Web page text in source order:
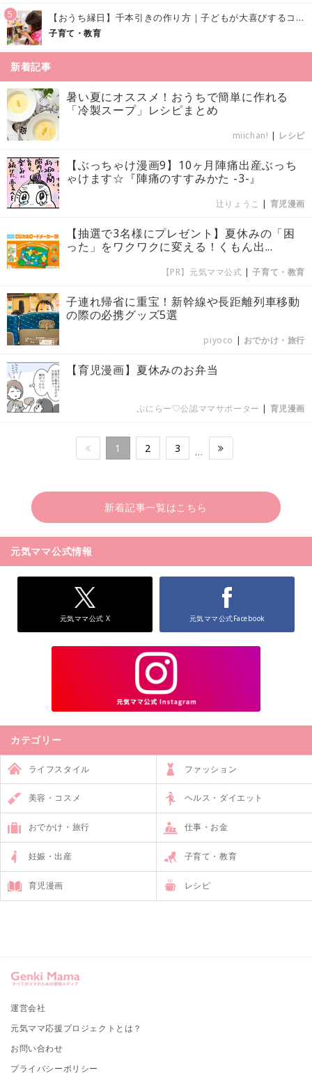
5 【おうち縁日】千本引きの作り方｜子どもが大喜びするコツやアイデア♪
子育て・教育
新着記事
暑い夏にオススメ！おうちで簡単に作れる
「冷製スープ」レシピまとめ
miichan! | レシピ
【ぶっちゃけ漫画9】10ヶ月陣痛出産ぶっち
ゃけます☆『陣痛のすすみかた -3-』
辻りょうこ | 育児漫画
【抽選で3名様にプレゼント】夏休みの「困
った」をワクワクに変える！くもん出...
【PR】元気ママ公式 |子育て・教育
子連れ帰省に重宝！新幹線や長距離列車移動
の際の必携グッズ5選
piyoco | おでかけ・旅行
【育児漫画】夏休みのお弁当
ぷにらー♡公認ママサポーター | 育児漫画
1 2 3 …
新着記事一覧はこちら
元気ママ公式情報
元気ママ公式 X 元気ママ公式Facebook
カテゴリー
ライフスタイル ファッション
美容・コスメ ヘルス・ダイエット
おでかけ・旅行 仕事・お金
妊娠・出産 子育て・教育
育児漫画 レシピ
運営会社
元気ママ応援プロジェクトとは？
お問い合わせ
プライバシーポリシー